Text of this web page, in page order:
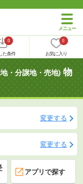
0
た条件
0
お気に入り
・分譲地・売地) 物
変更する
変更する
アプリで探す